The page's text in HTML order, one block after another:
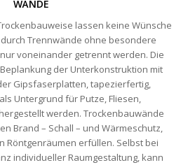
WÄNDE
lassen keine Wünsche
Trennwände ohne besondere
voneinander getrennt werden. Die
der Unterkonstruktion mit
Gipsfaserplatten, tapezierfertig,
Untergrund für Putze, Fliesen,
werden. Trockenbauwände
Brand – Schall – und Wärmeschutz,
Röntgenräumen erfüllen. Selbst bei
individueller Raumgestaltung, kann